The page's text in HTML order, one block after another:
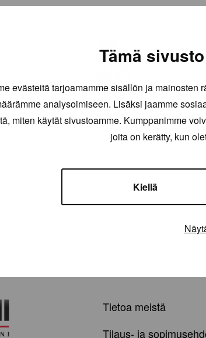
Tämä
evästeitä tarjoamamme sisällön ja
analysoimiseen. Lisäksi jaamme
miten käytät sivustoamme. Kumppanimme
joita on kerätty, kun
Kiellä
Tietoa meistä
Tilaus- ja